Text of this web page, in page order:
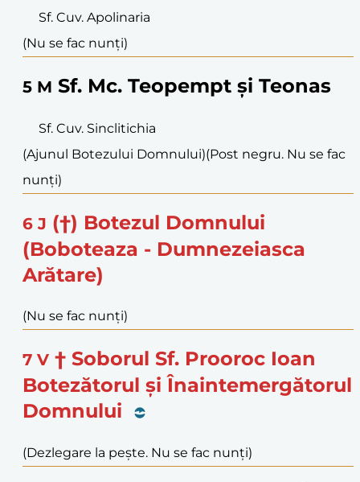
Sf. Cuv. Apolinaria
(Nu se fac nunți)
5 M Sf. Mc. Teopempt și Teonas
Sf. Cuv. Sinclitichia
(Ajunul Botezului Domnului)(Post negru. Nu se fac
nunți)
6 J (†) Botezul Domnului
(Boboteaza - Dumnezeiasca
Arătare)
(Nu se fac nunți)
7 V † Soborul Sf. Prooroc Ioan
Botezătorul și Înaintemergătorul
Domnului
(Dezlegare la pește. Nu se fac nunți)